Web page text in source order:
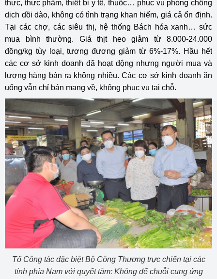
thực, thực phẩm, thiết bị y tế, thuốc… phục vụ phòng chống
dịch dồi dào, không có tình trạng khan hiếm, giá cả ổn định.
Tại các chợ, các siêu thị, hệ thống Bách hóa xanh… sức
mua bình thường. Giá thịt heo giảm từ 8.000-24.000
đồng/kg tùy loại, tương đương giảm từ 6%-17%. Hầu hết
các cơ sở kinh doanh đã hoạt động nhưng người mua và
lượng hàng bán ra không nhiều. Các cơ sở kinh doanh ăn
uống vẫn chỉ bán mang về, không phục vụ tại chỗ.
Tổ Công tác đặc biệt Bộ Công Thương trực chiến tại các
tỉnh phía Nam với quyết tâm: Không để chuỗi cung ứng